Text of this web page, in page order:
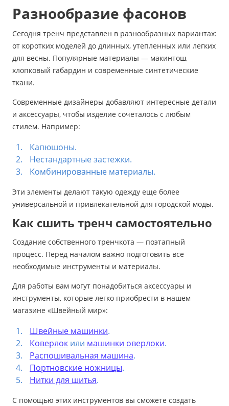
Разнообразие фасонов
Сегодня тренч представлен в разнообразных вариантах:
от коротких моделей до длинных, утепленных или легких
для весны. Популярные материалы — макинтош,
хлопковый габардин и современные синтетические
ткани.
Современные дизайнеры добавляют интересные детали
и аксессуары, чтобы изделие сочеталось с любым
стилем. Например:
Капюшоны.
Нестандартные застежки.
Комбинированные материалы.
Эти элементы делают такую одежду еще более
универсальной и привлекательной для городской моды.
Как сшить тренч самостоятельно
Создание собственного тренчкота — поэтапный
процесс. Перед началом важно подготовить все
необходимые инструменты и материалы.
Для работы вам могут понадобиться аксессуары и
инструменты, которые легко приобрести в нашем
магазине «Швейный мир»:
Швейные машинки.
Коверлок или машинки оверлоки.
Распошивальная машина.
Портновские ножницы.
Нитки для шитья.
С помощью этих инструментов вы сможете создать